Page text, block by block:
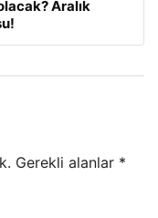
Aralık
Gerekli alanlar *